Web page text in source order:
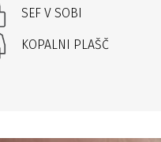
SEF V SOBI
KOPALNI PLAŠČ